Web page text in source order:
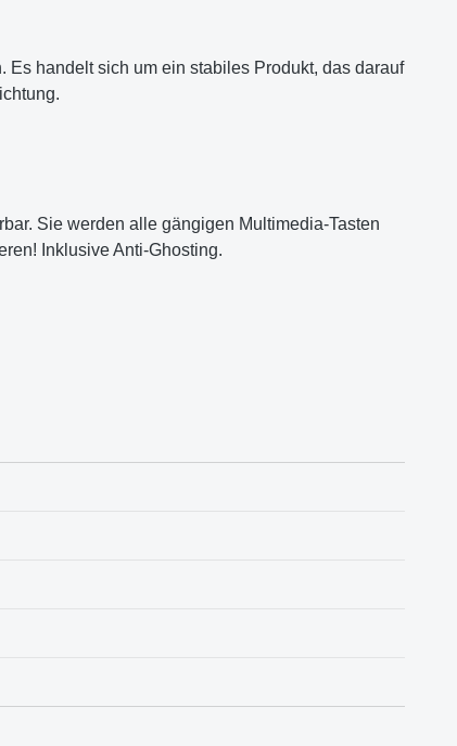
handelt sich um ein stabiles Produkt, das darauf
Sie werden alle gängigen Multimedia-Tasten
Inklusive Anti-Ghosting.